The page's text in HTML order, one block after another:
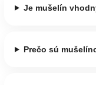
Je mušelín
Prečo sú